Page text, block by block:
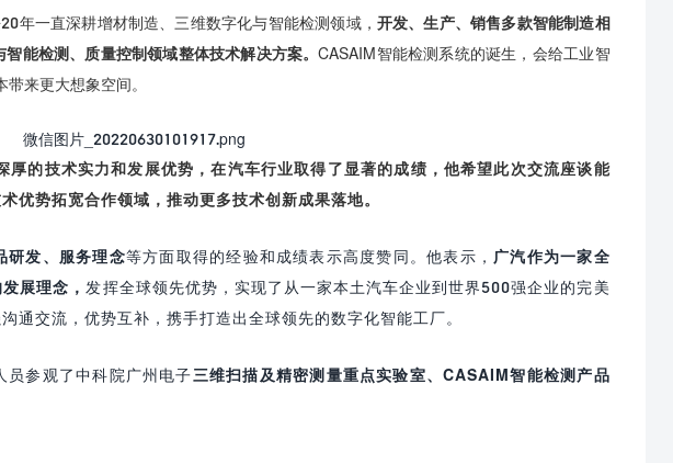
年一直深耕增材制造、三维数字化与智能检测领域， 开发、生产、销售多款智能制造相
能检测、质量控制领域整体技术解决方案。CASAIM智能检测系统的诞生，会给工业智
来更大想象空间。
的技术实力和发展优势，在汽车行业取得了显著的成绩，他希望此次交流座谈能
优势拓宽合作领域，推动更多技术创新成果落地。
研发、服务理念等方面取得的经验和成绩表示高度赞同。他表示， 广汽作为一家全
展理念， 发挥全球领先优势，实现了从一家本土汽车企业到世界500强企业的完美
通交流，优势互补，携手打造出全球领先的数字化智能工厂。
员参观了中科院广州电子三维扫描及精密测量重点实验室、CASAIM智能检测产品